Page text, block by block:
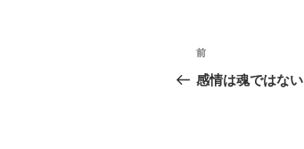
投
稿
前
の
前
感情は魂ではない